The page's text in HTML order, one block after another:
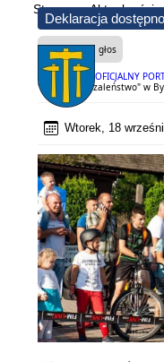
Deklaracja
OFICJALNY
Strona Aktualności
Czytaj na głos
"Rowerowe szaleństwo" w
Wtorek, 18